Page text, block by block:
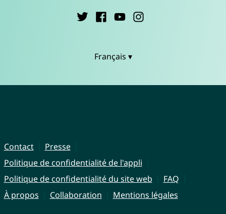
Français ▾
Contact
Presse
Politique de confidentialité de l'appli
Politique de confidentialité du site web
FAQ
À propos
Collaboration Mentions légales